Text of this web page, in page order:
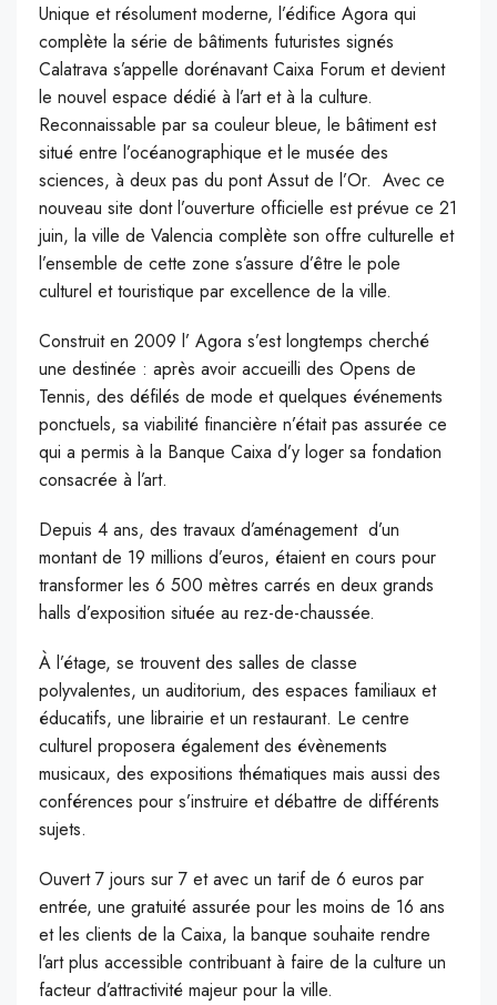
Unique et résolument moderne, l’édifice Agora qui
complète la série de bâtiments futuristes signés
Calatrava s’appelle dorénavant Caixa Forum et devient
le nouvel espace dédié à l’art et à la culture.
Reconnaissable par sa couleur bleue, le bâtiment est
situé entre l’océanographique et le musée des
sciences, à deux pas du pont Assut de l’Or. Avec ce
nouveau site dont l’ouverture officielle est prévue ce 21
juin, la ville de Valencia complète son offre culturelle et
l’ensemble de cette zone s’assure d’être le pole
culturel et touristique par excellence de la ville.
Construit en 2009 l’ Agora s’est longtemps cherché
une destinée : après avoir accueilli des Opens de
Tennis, des défilés de mode et quelques événements
ponctuels, sa viabilité financière n’était pas assurée ce
qui a permis à la Banque Caixa d’y loger sa fondation
consacrée à l’art.
Depuis 4 ans, des travaux d’aménagement d’un
montant de 19 millions d’euros, étaient en cours pour
transformer les 6 500 mètres carrés en deux grands
halls d’exposition située au rez-de-chaussée.
À l’étage, se trouvent des salles de classe
polyvalentes, un auditorium, des espaces familiaux et
éducatifs, une librairie et un restaurant. Le centre
culturel proposera également des évènements
musicaux, des expositions thématiques mais aussi des
conférences pour s’instruire et débattre de différents
sujets.
Ouvert 7 jours sur 7 et avec un tarif de 6 euros par
entrée, une gratuité assurée pour les moins de 16 ans
et les clients de la Caixa, la banque souhaite rendre
l’art plus accessible contribuant à faire de la culture un
facteur d’attractivité majeur pour la ville.